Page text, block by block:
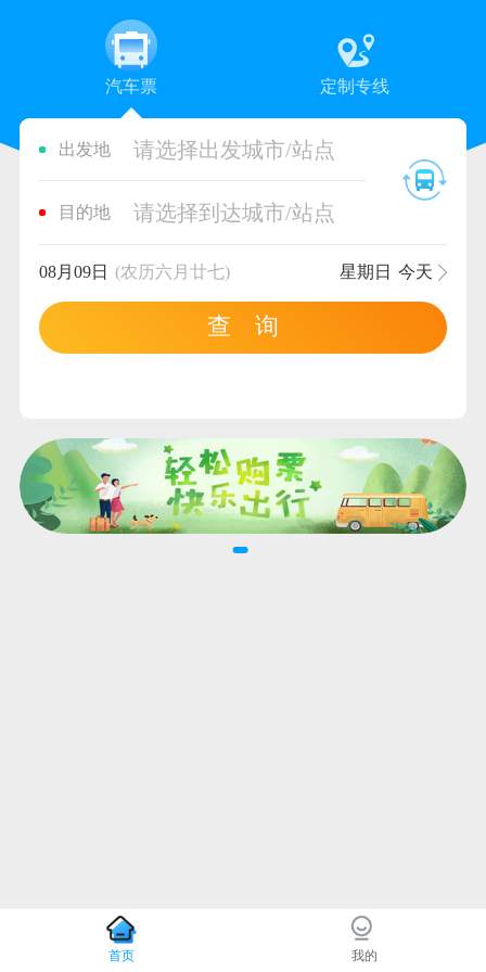
汽车票 定制专线
出发地 请选择出发城市/站点
目的地 请选择到达城市/站点
08月09日 (农历六月廿七) 星期日 今天
查 询
首页 我的